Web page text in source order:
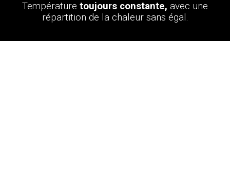
Température toujours constante, avec une
répartition de la chaleur sans égal.